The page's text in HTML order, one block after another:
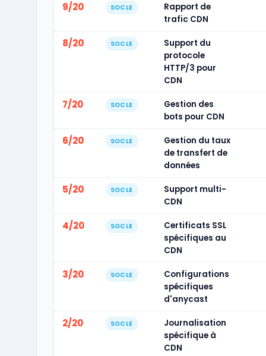
9/20 SOCLE
Rapport de
trafic CDN
8/20 SOCLE
Support du
protocole
HTTP/3 pour
CDN
7/20 SOCLE
Gestion des
bots pour CDN
6/20 SOCLE
Gestion du taux
de transfert de
données
5/20 SOCLE
Support multi-
CDN
4/20 SOCLE
Certificats SSL
spécifiques au
CDN
3/20 SOCLE
Configurations
spécifiques
d'anycast
2/20 SOCLE
Journalisation
spécifique à
CDN